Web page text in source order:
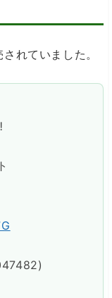
れていました。